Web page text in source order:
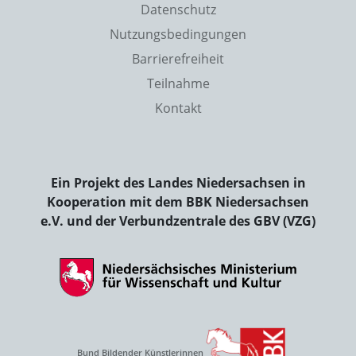
Datenschutz
Nutzungsbedingungen
Barrierefreiheit
Teilnahme
Kontakt
Ein Projekt des Landes Niedersachsen in
Kooperation mit dem BBK Niedersachsen
e.V. und der Verbundzentrale des GBV (VZG)
Bund Bildender Künstlerinnen